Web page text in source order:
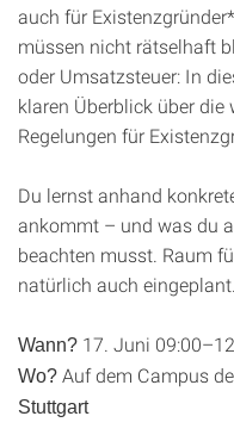
auch für
müssen nicht rätselhaft
oder Umsatzsteuer: In
klaren Überblick über
Regelungen für
Du lernst anhand
ankommt – und was du
beachten musst. Raum
natürlich auch eingeplant.
Wann? 17. Juni
Wo? Auf dem Campus
Stuttgart